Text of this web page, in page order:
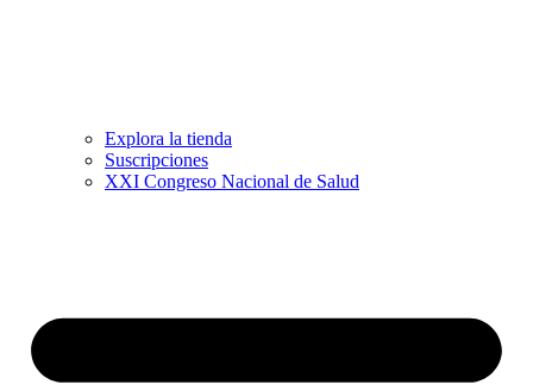
Explora la tienda
Suscripciones
XXI Congreso Nacional de Salud